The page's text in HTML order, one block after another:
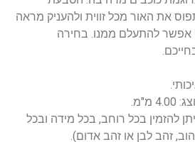
את האור מכל זווית ולהעניק מראה
אפשר להתעלם ממנו. בחירה
להזמין בכל רוחב, בכל מידה ובכל
זהב לבן או זהב אדום).